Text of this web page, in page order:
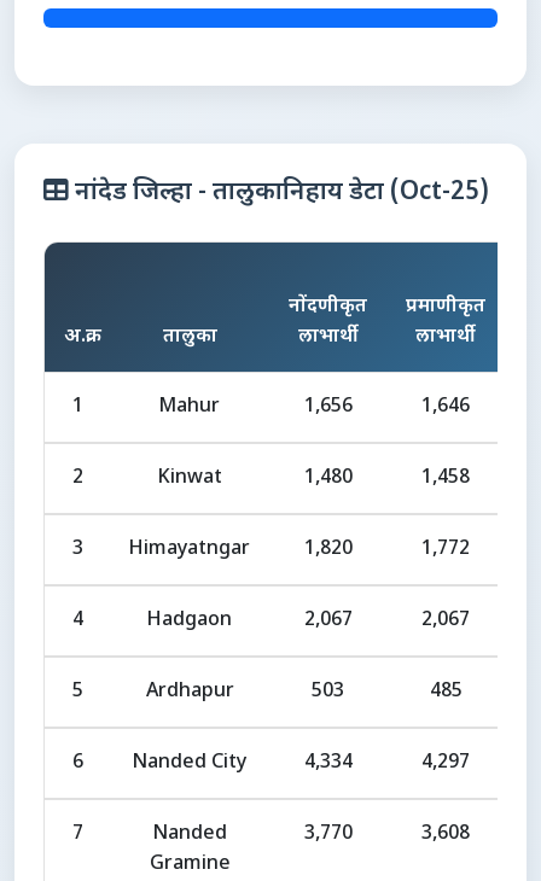
नांदेड जिल्हा - तालुकानिहाय डेटा (Oct-25)
अ.क्र. तालुका
नोंदणीकृत
लाभार्थी
प्रमाणीकृत
लाभार्थी
1 Mahur 1,656 1,646
2 Kinwat 1,480 1,458
3 Himayatngar 1,820 1,772
4 Hadgaon 2,067 2,067
5 Ardhapur 503 485
6 Nanded City 4,334 4,297
7
Nanded
Gramine
3,770 3,608